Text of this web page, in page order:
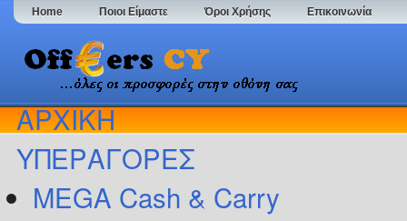
Home Ποιοι Είμαστε Όροι Χρήσης Επικοινωνία
ΑΡΧΙΚΗ
ΥΠΕΡΑΓΟΡΕΣ
MEGA Cash & Carry